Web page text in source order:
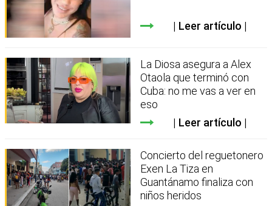
Leer artículo
La Diosa asegura a Alex
Otaola que terminó con
Cuba: no me vas a ver en
eso
Leer artículo
Concierto del reguetonero
Exen La Tiza en
Guantánamo finaliza con
niños heridos